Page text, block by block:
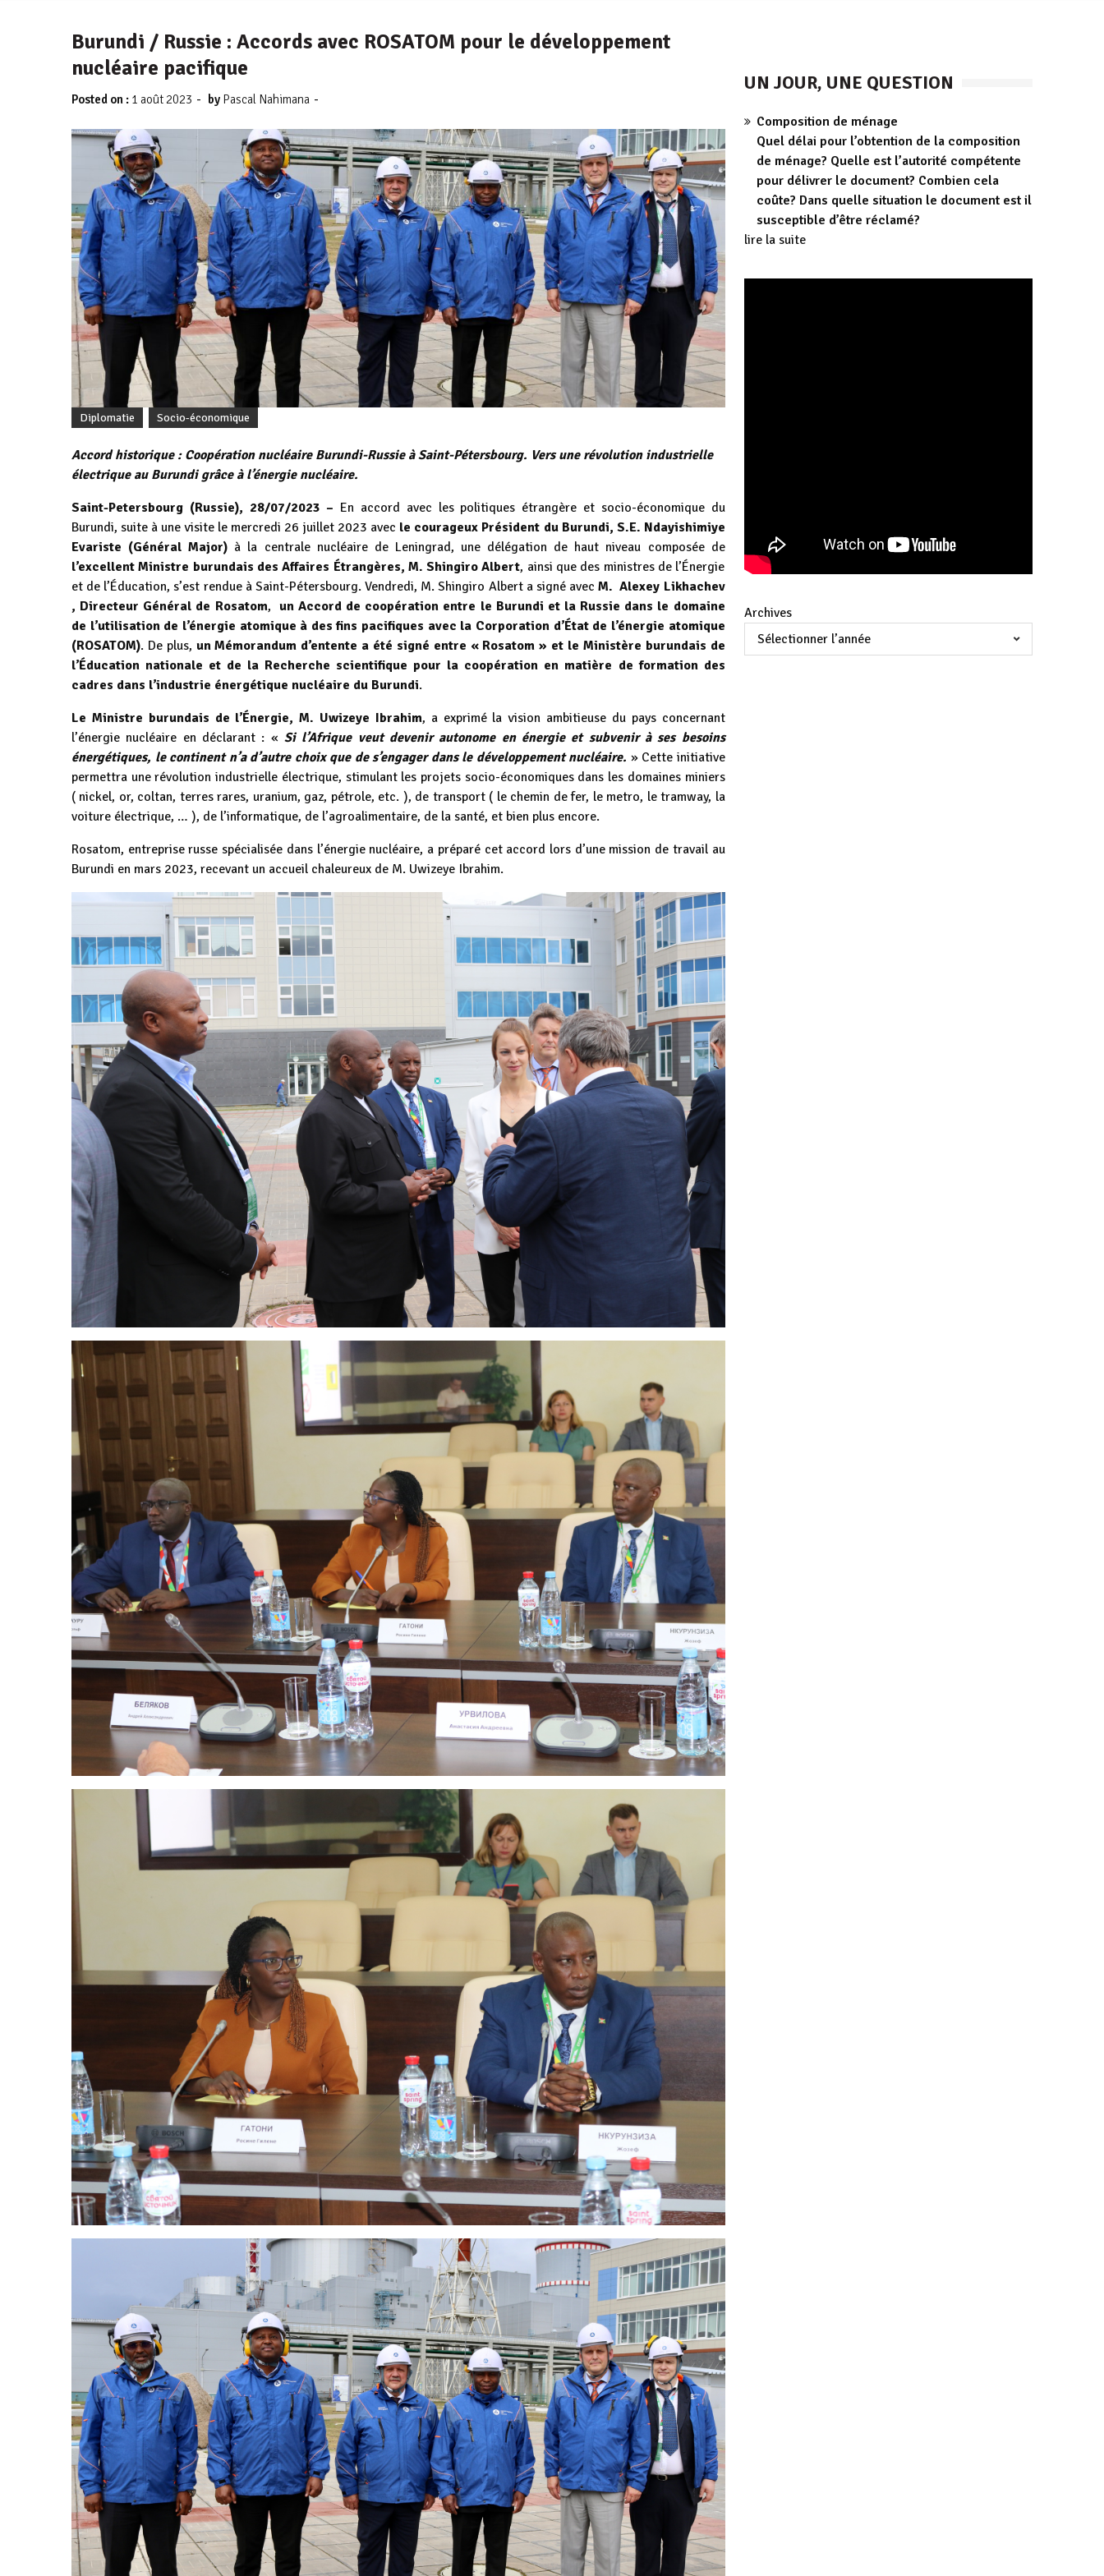
Burundi / Russie : Accords avec ROSATOM pour le développement
nucléaire pacifique
Posted on : 1 août 2023 - by Pascal Nahimana -
Diplomatie Socio-économique
Accord historique : Coopération nucléaire Burundi-Russie à Saint-Pétersbourg. Vers une révolution industrielle
électrique au Burundi grâce à l’énergie nucléaire.
Saint-Petersbourg (Russie), 28/07/2023 – En accord avec les politiques étrangère et socio-économique du
Burundi, suite à une visite le mercredi 26 juillet 2023 avec le courageux Président du Burundi, S.E. Ndayishimiye
Evariste (Général Major) à la centrale nucléaire de Leningrad, une délégation de haut niveau composée de
l’excellent Ministre burundais des Affaires Étrangères, M. Shingiro Albert, ainsi que des ministres de l’Énergie
et de l’Éducation, s’est rendue à Saint-Pétersbourg. Vendredi, M. Shingiro Albert a signé avecM. Alexey Likhachev
, Directeur Général de Rosatom, un Accord de coopération entre le Burundi et la Russie dans le domaine
de l’utilisation de l’énergie atomique à des fins pacifiques avec la Corporation d’État de l’énergie atomique
(ROSATOM). De plus, un Mémorandum d’entente a été signé entre « Rosatom » et le Ministère burundais de
l’Éducation nationale et de la Recherche scientifique pour la coopération en matière de formation des
cadres dans l’industrie énergétique nucléaire du Burundi.
Le Ministre burundais de l’Énergie, M. Uwizeye Ibrahim, a exprimé la vision ambitieuse du pays concernant
l’énergie nucléaire en déclarant : « Si l’Afrique veut devenir autonome en énergie et subvenir à ses besoins
énergétiques, le continent n’a d’autre choix que de s’engager dans le développement nucléaire. » Cette initiative
permettra une révolution industrielle électrique, stimulant les projets socio-économiques dans les domaines miniers
( nickel, or, coltan, terres rares, uranium, gaz, pétrole, etc. ), de transport ( le chemin de fer, le metro, le tramway, la
voiture électrique, … ), de l’informatique, de l’agroalimentaire, de la santé, et bien plus encore.
Rosatom, entreprise russe spécialisée dans l’énergie nucléaire, a préparé cet accord lors d’une mission de travail au
Burundi en mars 2023, recevant un accueil chaleureux de M. Uwizeye Ibrahim.
UN JOUR, UNE QUESTION
Composition de ménage
Quel délai pour l’obtention de la composition
de ménage? Quelle est l’autorité compétente
pour délivrer le document? Combien cela
coûte? Dans quelle situation le document est il
susceptible d’être réclamé?
lire la suite
Archives